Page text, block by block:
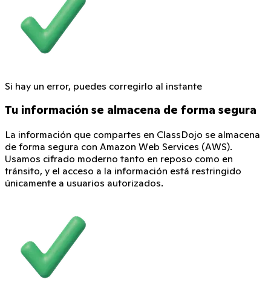
Si hay un error, puedes corregirlo al instante
Tu información se almacena de forma segura
La información que compartes en ClassDojo se almacena
de forma segura con Amazon Web Services (AWS).
Usamos cifrado moderno tanto en reposo como en
tránsito, y el acceso a la información está restringido
únicamente a usuarios autorizados.